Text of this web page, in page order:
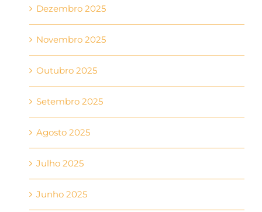
Dezembro 2025
Novembro 2025
Outubro 2025
Setembro 2025
Agosto 2025
Julho 2025
Junho 2025